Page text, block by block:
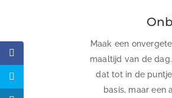
Maak een
maaltijd van de
dat tot in de
basis, maar een